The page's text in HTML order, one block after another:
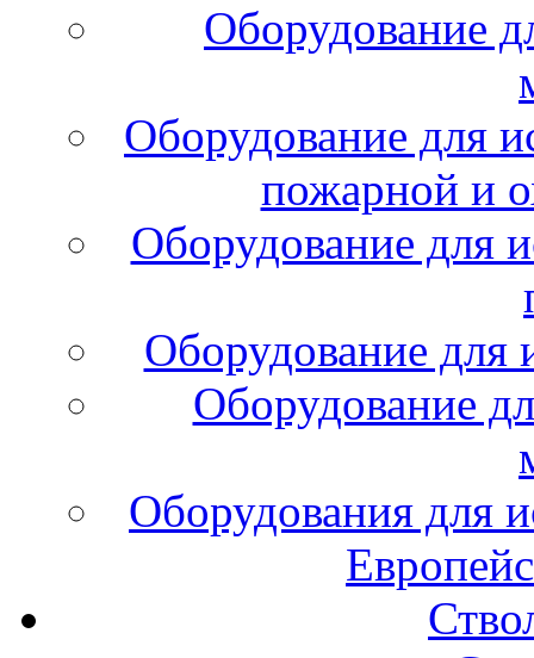
Оборудование
Оборудование для
пожарной и
Оборудование для
Оборудование для
Оборудование
Оборудования для